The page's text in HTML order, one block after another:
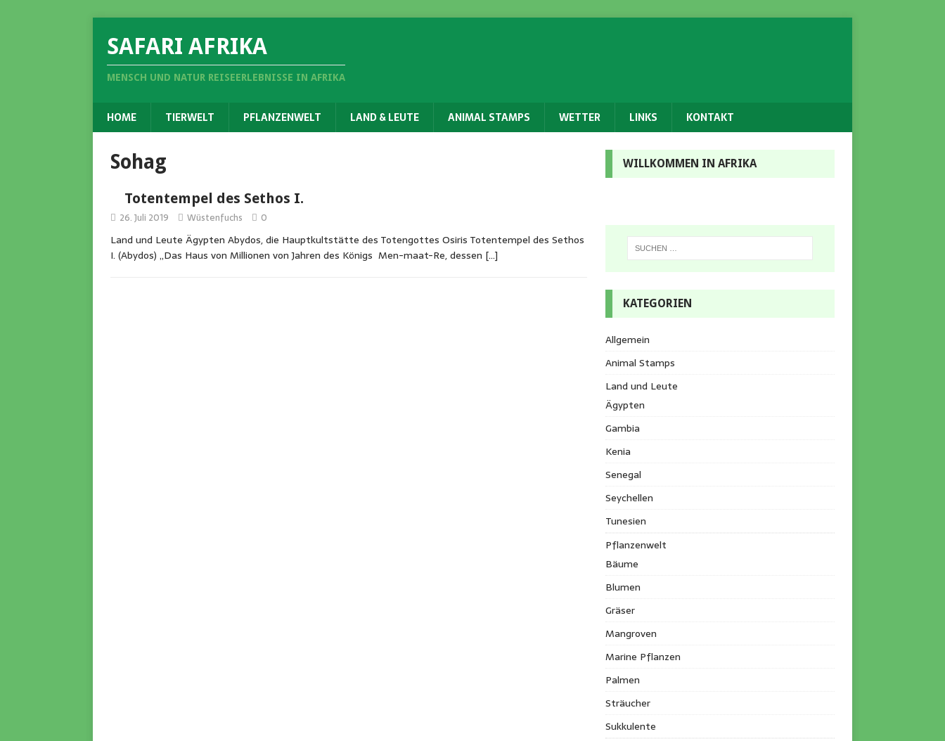
SAFARI AFRIKA
MENSCH UND NATUR REISEERLEBNISSE IN AFRIKA
HOME TIERWELT PFLANZENWELT LAND & LEUTE ANIMAL STAMPS WETTER LINKS KONTAKT
Sohag
Totentempel des Sethos I.
26. Juli 2019 Wüstenfuchs 0
Land und Leute Ägypten Abydos, die Hauptkultstätte des Totengottes Osiris Totentempel des Sethos
I. (Abydos) „Das Haus von Millionen von Jahren des Königs Men-maat-Re, dessen […]
WILLKOMMEN IN AFRIKA
KATEGORIEN
Allgemein
Animal Stamps
Land und Leute
Ägypten
Gambia
Kenia
Senegal
Seychellen
Tunesien
Pflanzenwelt
Bäume
Blumen
Gräser
Mangroven
Marine Pflanzen
Palmen
Sträucher
Sukkulente